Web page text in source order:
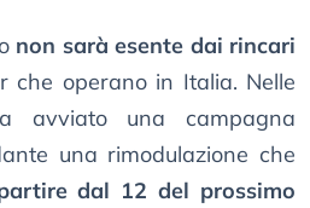
non sarà esente dai rincari
che operano in Italia. Nelle
avviato una campagna
una rimodulazione che
dal 12 del prossimo